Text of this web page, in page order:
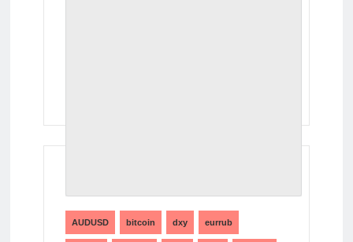
AUDUSD bitcoin dxy eurrub